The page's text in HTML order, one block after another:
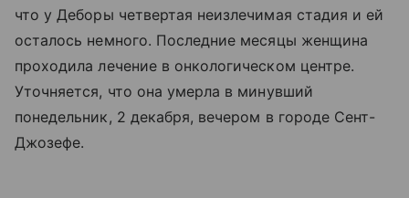
что у Деборы четвертая неизлечимая стадия и ей
осталось немного. Последние месяцы женщина
проходила лечение в онкологическом центре.
Уточняется, что она умерла в минувший
понедельник, 2 декабря, вечером в городе Сент-
Джозефе.